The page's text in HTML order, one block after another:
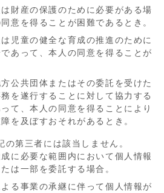
財産の保護のために必要がある場
意を得ることが困難であるとき。
児童の健全な育成の推進のために
あって、本人の同意を得ることが
公共団体またはその委託を受けた
を遂行することに対して協力する
て、本人の同意を得ることにより
を及ぼすおそれがあるとき。
第三者には該当しません。
に必要な範囲内において個人情報
は一部を委託する場合。
る事業の承継に伴って個人情報が